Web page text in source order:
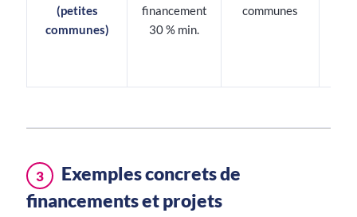
(petites
communes)
financement
30 % min.
communes
3
Exemples concrets de
financements et projets